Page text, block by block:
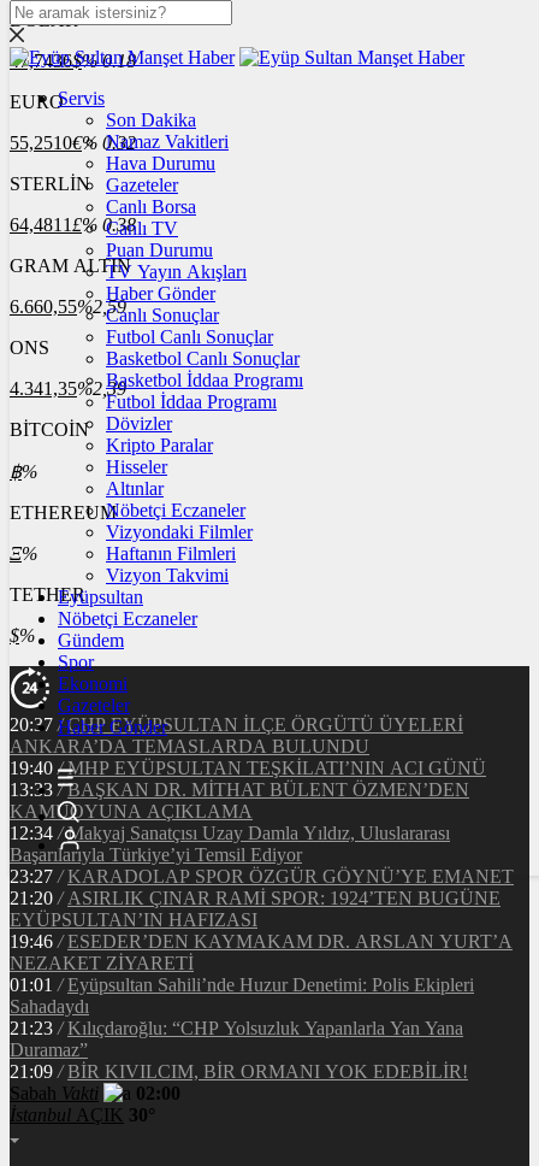
DOLAR
47,7436$% 0.18
EURO
55,2510€% 0.32
STERLİN
64,4811£% 0.38
GRAM ALTIN
6.660,55%2,59
ONS
4.341,35%2,39
BİTCOİN
฿%
ETHEREUM
Ξ%
TETHER
$%
Servis
Son Dakika
Namaz Vakitleri
Hava Durumu
Gazeteler
Canlı Borsa
Canlı TV
Puan Durumu
TV Yayın Akışları
Haber Gönder
Canlı Sonuçlar
Futbol Canlı Sonuçlar
Basketbol Canlı Sonuçlar
Basketbol İddaa Programı
Futbol İddaa Programı
Dövizler
Kripto Paralar
Hisseler
Altınlar
Nöbetçi Eczaneler
Vizyondaki Filmler
Haftanın Filmleri
Vizyon Takvimi
Eyüpsultan
Nöbetçi Eczaneler
Gündem
Spor
Ekonomi
Gazeteler
Haber Gönder
20:37 / CHP EYÜPSULTAN İLÇE ÖRGÜTÜ ÜYELERİ
ANKARA’DA TEMASLARDA BULUNDU
19:40 / MHP EYÜPSULTAN TEŞKİLATI’NIN ACI GÜNÜ
13:33 / BAŞKAN DR. MİTHAT BÜLENT ÖZMEN’DEN
KAMUOYUNA AÇIKLAMA
12:34 / Makyaj Sanatçısı Uzay Damla Yıldız, Uluslararası
Başarılarıyla Türkiye’yi Temsil Ediyor
23:27 / KARADOLAP SPOR ÖZGÜR GÖYNÜ’YE EMANET
21:20 / ASIRLIK ÇINAR RAMİ SPOR: 1924’TEN BUGÜNE
EYÜPSULTAN’IN HAFIZASI
19:46 / ESEDER’DEN KAYMAKAM DR. ARSLAN YURT’A
NEZAKET ZİYARETİ
01:01 / Eyüpsultan Sahili’nde Huzur Denetimi: Polis Ekipleri
Sahadaydı
21:23 / Kılıçdaroğlu: “CHP Yolsuzluk Yapanlarla Yan Yana
Duramaz”
21:09 / BİR KIVILCIM, BİR ORMANI YOK EDEBİLİR!
Sabah Vakti
02:00
İstanbul AÇIK 30°